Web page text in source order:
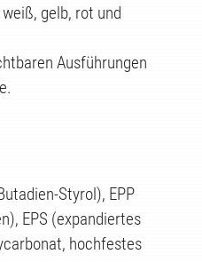
gelb, rot und
Ausführungen
Styrol), EPP
EPS (expandiertes
hochfestes